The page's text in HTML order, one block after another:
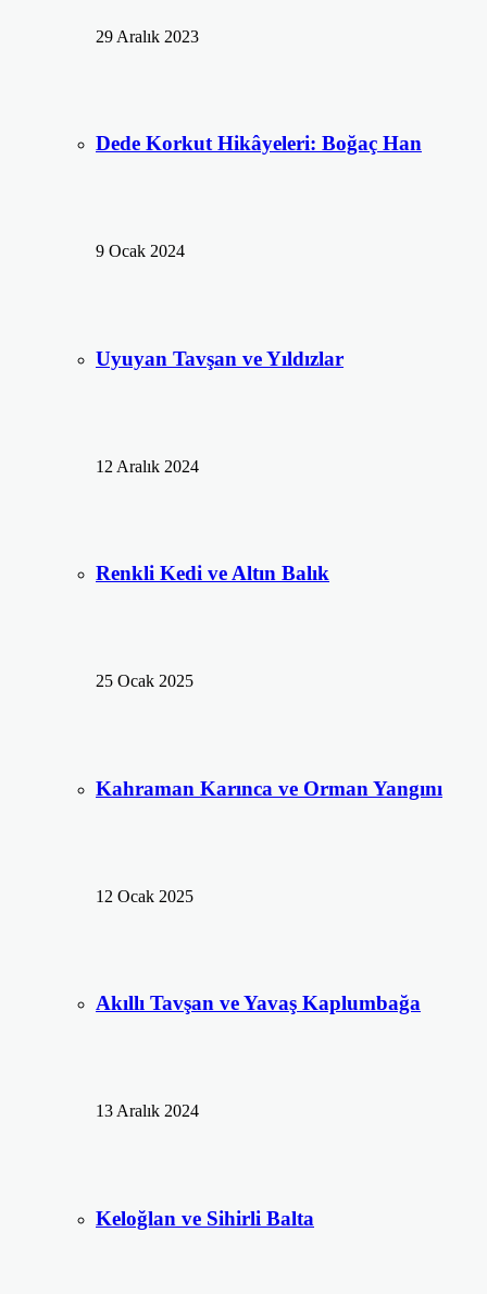
29 Aralık 2023
Dede Korkut Hikâyeleri: Boğaç Han
9 Ocak 2024
Uyuyan Tavşan ve Yıldızlar
12 Aralık 2024
Renkli Kedi ve Altın Balık
25 Ocak 2025
Kahraman Karınca ve Orman Yangını
12 Ocak 2025
Akıllı Tavşan ve Yavaş Kaplumbağa
13 Aralık 2024
Keloğlan ve Sihirli Balta